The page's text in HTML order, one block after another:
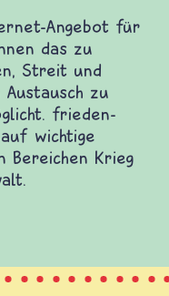
Angebot für
das zu
Streit und
zu
frieden-
wichtige
Bereichen Krieg